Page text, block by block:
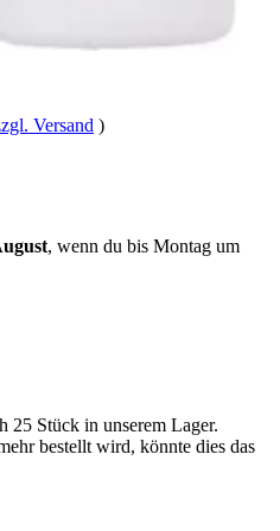
Versand )
, wenn du bis Montag um
25 Stück in unserem Lager.
bestellt wird, könnte dies das